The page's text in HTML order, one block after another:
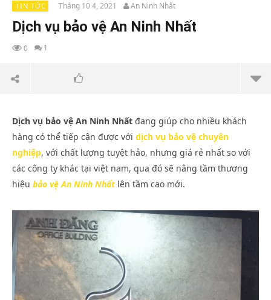
TIN TỨC Tháng 10 4, 2021 An Ninh Nhất
Dịch vụ bảo vệ An Ninh Nhất
0 1
NOW VIEWING
Dịch vụ bảo vệ An Ninh Nhất
Dịch vụ bảo vệ An Ninh Nhất đang giúp cho nhiều khách
hàng có thể tiếp cận được với dịch vụ bảo vệ chuyên
nghiệp, với chất lượng tuyệt hảo, nhưng giá rẻ nhất so với
các công ty khác tại việt nam, qua đó sẽ nâng tầm thương
hiệu bảo vệ An Ninh Nhất lên tầm cao mới.